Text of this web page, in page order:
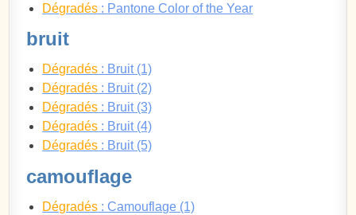
Dégradés : Pantone Color of the Year
bruit
Dégradés : Bruit (1)
Dégradés : Bruit (2)
Dégradés : Bruit (3)
Dégradés : Bruit (4)
Dégradés : Bruit (5)
camouflage
Dégradés : Camouflage (1)